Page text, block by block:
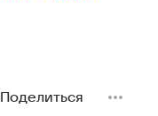
Поделиться